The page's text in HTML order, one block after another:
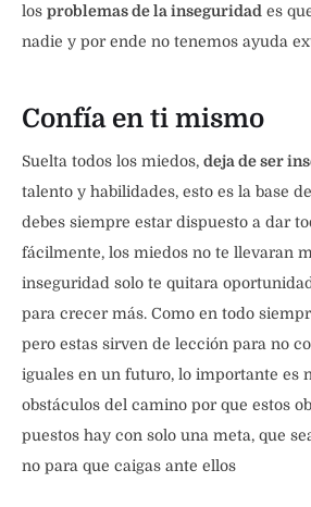
los problemas de la inseguridad es
nadie y por ende no tenemos ayuda
Confía en ti mismo
Suelta todos los miedos, deja de ser
talento y habilidades, esto es la base
debes siempre estar dispuesto a dar
fácilmente, los miedos no te llevaran
inseguridad solo te quitara
para crecer más. Como en todo
pero estas sirven de lección para no
iguales en un futuro, lo importante es
obstáculos del camino por que estos
puestos hay con solo una meta, que
no para que caigas ante ellos